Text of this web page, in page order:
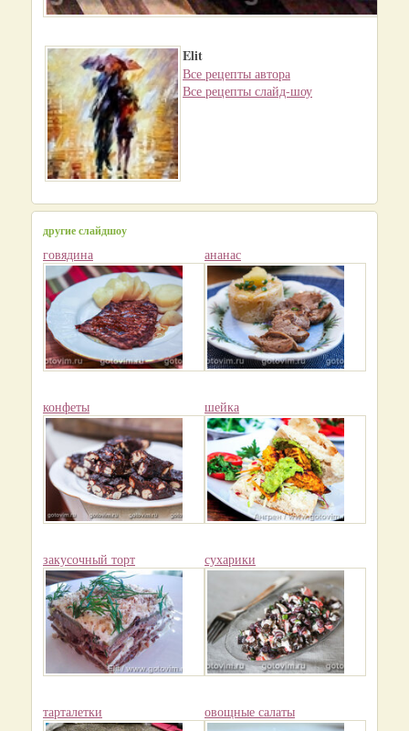
Elit
Все рецепты автора
Все рецепты слайд-шоу
другие слайдшоу
говядина ананас
конфеты шейка
закусочный торт сухарики
тарталетки овощные салаты